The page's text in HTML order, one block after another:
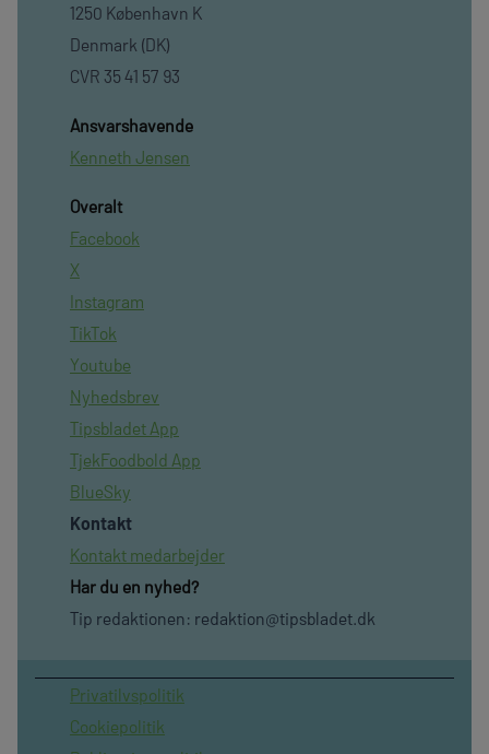
1250 København K
Denmark (DK)
CVR 35 41 57 93
Ansvarshavende
Kenneth Jensen
Overalt
Facebook
X
Instagram
TikTok
Youtube
Nyhedsbrev
Tipsbladet App
TjekFoodbold App
BlueSky
Kontakt
Kontakt medarbejder
Har du en nyhed?
Tip redaktionen: redaktion@tipsbladet.dk
Privatilvspolitik
Cookiepolitik